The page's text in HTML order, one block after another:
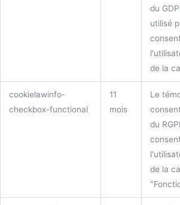
du
utilisé
de la
cookielawinfo-
checkbox-functional
11
mois
Le
du
de la